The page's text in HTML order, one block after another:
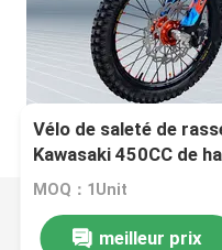
Vélo de saleté de
Kawasaki 450CC de
conception de brevet
MOQ：1Unit
meilleur prix